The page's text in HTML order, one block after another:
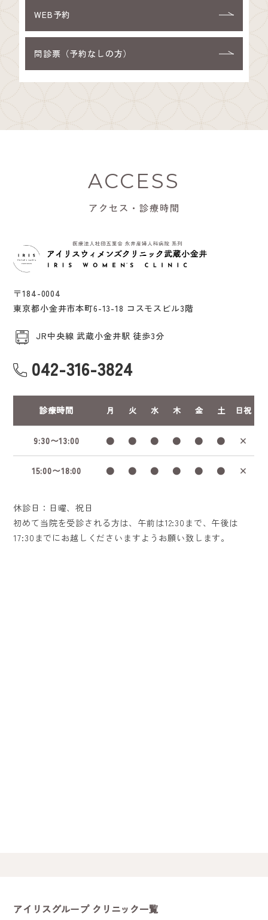
WEB予約
問診票（予約なしの方）
ACCESS
アクセス・診療時間
〒184-0004
東京都小金井市本町6-13-18 コスモスビル3階
JR中央線 武蔵小金井駅 徒歩3分
042-316-3824
診療時間 月 火 水 木 金 土 日祝
9:30〜13:00 ● ● ● ● ● ● ×
15:00〜18:00 ● ● ● ● ● ● ×
休診日：日曜、祝日
初めて当院を受診される方は、午前は12:30まで、午後は
17:30までにお越しくださいますようお願い致します。
アイリスグループ クリニック一覧